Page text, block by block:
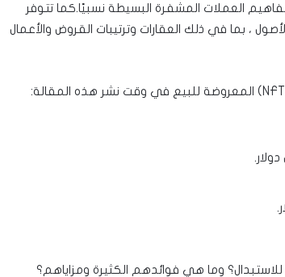
مفاهيم العملات المشفرة البسيطة نسبيًا.كما تتوفر
، بما في ذلك العقارات وترتيبات القروض والأعمال